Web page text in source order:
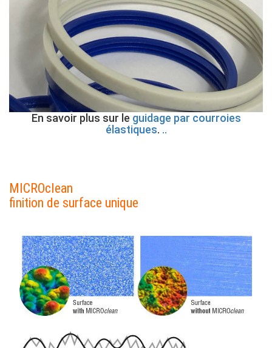
En savoir plus sur le guidage par courroies
élastiques. ..
MICROclean
finition de surface unique
Colonne
Contenu
Colonne
Image